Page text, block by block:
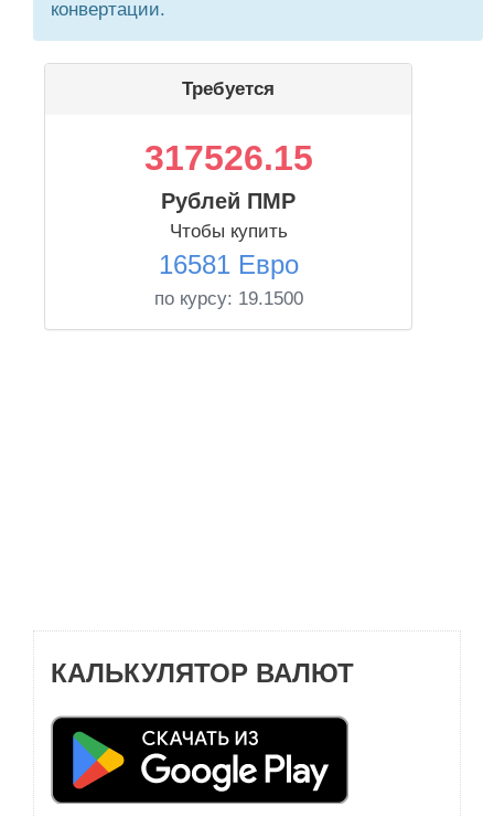
конвертации.
Требуется
317526.15
Рублей ПМР
Чтобы купить
16581 Евро
по курсу: 19.1500
КАЛЬКУЛЯТОР ВАЛЮТ